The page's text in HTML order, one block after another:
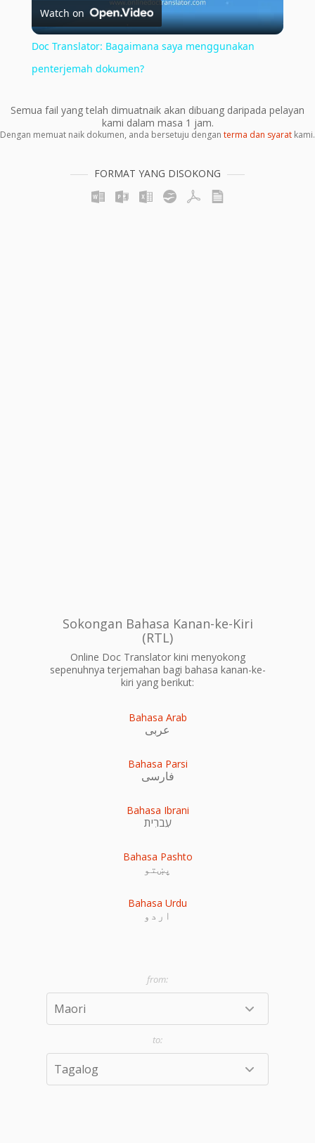
Video
Watch on
Doc Translator: Bagaimana saya menggunakan
penterjemah dokumen?
Semua fail yang telah dimuatnaik akan dibuang daripada pelayan
kami dalam masa 1 jam.
Dengan memuat naik dokumen, anda bersetuju dengan terma dan syarat kami.
FORMAT YANG DISOKONG
Sokongan Bahasa Kanan-ke-Kiri
(RTL)
Online Doc Translator kini menyokong
sepenuhnya terjemahan bagi bahasa kanan-ke-
kiri yang berikut:
Bahasa Arab
عربى
Bahasa Parsi
فارسی
Bahasa Ibrani
עִברִית
Bahasa Pashto
پښتو
Bahasa Urdu
اردو